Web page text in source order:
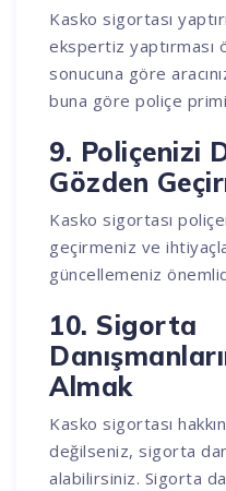
Kasko sigortası
ekspertiz yaptırması
sonucuna göre
buna göre poliçe
9. Poliçenizi
Gözden
Kasko sigortası
geçirmeniz ve
güncellemeniz
10. Sigorta
Almak
Kasko sigortası
değilseniz, sigorta
alabilirsiniz. Sigorta